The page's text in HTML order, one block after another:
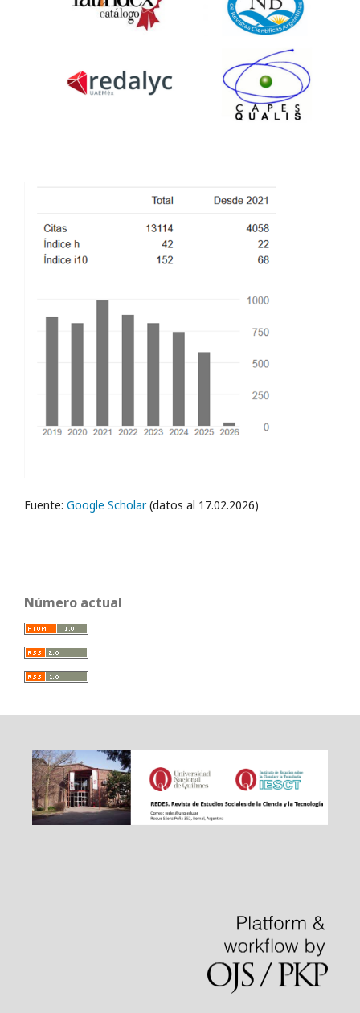
Fuente: Google Scholar(datos al 17.02.2026)
Número actual